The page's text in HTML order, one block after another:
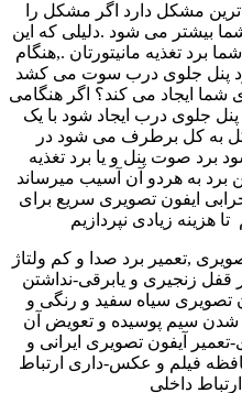
مشکل دارد اگر مشکل را
بیشتر می شود .دلیلی که این
برد تغذیه مانیتورتان .,هنگام
پنل جلوی درب سوت می کشد
ایجاد می کند؟ اگر هنگامی
جلوی درب ایجاد شود با یک
به کل برطرف می شود در
برد صوت پنل و یا برد تغذیه
برد به هردو آن آسیب میرساند
ایفون تصویری سریع برای
هزینه زیادی نپردازیم
,تعمیر برد صدا و کم ولتاژ
قفل زنجیری و یابرقی-نداشتن
تصویری سیاه سفید و رنگی و
سیم پوسیده و تعویض آن
تعمیر آیفون تصویری ایرانی و
فیلم و عکس-داری ارتباط
داخلی